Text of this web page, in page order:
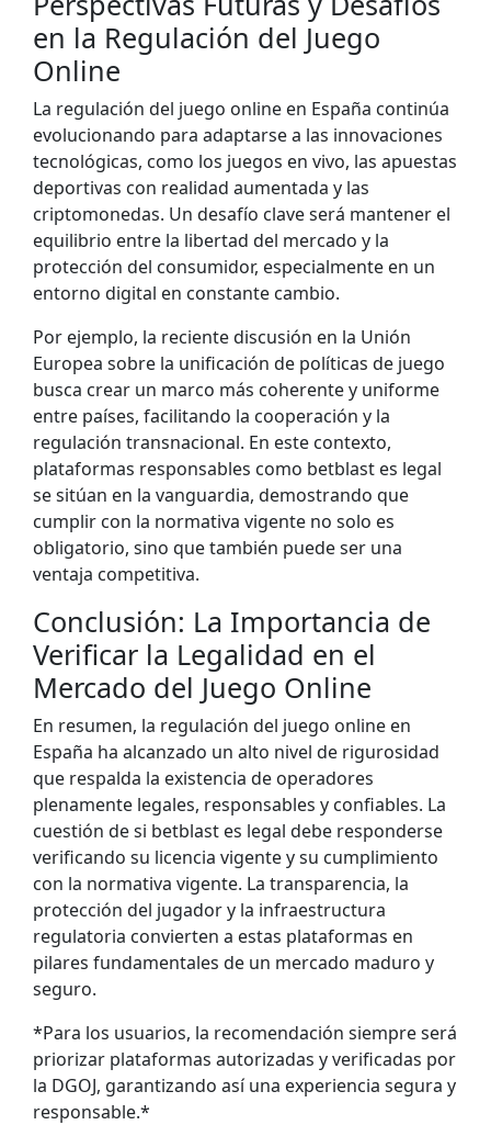
en la Regulación del Juego
Online
La regulación del juego online en España continúa
evolucionando para adaptarse a las innovaciones
tecnológicas, como los juegos en vivo, las apuestas
deportivas con realidad aumentada y las
criptomonedas. Un desafío clave será mantener el
equilibrio entre la libertad del mercado y la
protección del consumidor, especialmente en un
entorno digital en constante cambio.
Por ejemplo, la reciente discusión en la Unión
Europea sobre la unificación de políticas de juego
busca crear un marco más coherente y uniforme
entre países, facilitando la cooperación y la
regulación transnacional. En este contexto,
plataformas responsables como betblast es legal
se sitúan en la vanguardia, demostrando que
cumplir con la normativa vigente no solo es
obligatorio, sino que también puede ser una
ventaja competitiva.
Conclusión: La Importancia de
Verificar la Legalidad en el
Mercado del Juego Online
En resumen, la regulación del juego online en
España ha alcanzado un alto nivel de rigurosidad
que respalda la existencia de operadores
plenamente legales, responsables y confiables. La
cuestión de si betblast es legal debe responderse
verificando su licencia vigente y su cumplimiento
con la normativa vigente. La transparencia, la
protección del jugador y la infraestructura
regulatoria convierten a estas plataformas en
pilares fundamentales de un mercado maduro y
seguro.
*Para los usuarios, la recomendación siempre será
priorizar plataformas autorizadas y verificadas por
la DGOJ, garantizando así una experiencia segura y
responsable.*